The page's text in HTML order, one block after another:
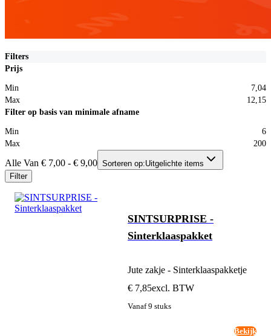
Filters
Prijs
Min
7,04
Max
12,15
Filter op basis van minimale afname
Min
6
Max
200
Alle Van € 7,00 - € 9,00 Sorteren op:Uitgelichte items
Filter
SINTSURPRISE -
Sinterklaaspakket
Jute zakje - Sinterklaaspakketje
€ 7,85excl. BTW
Vanaf 9 stuks
Bekijk